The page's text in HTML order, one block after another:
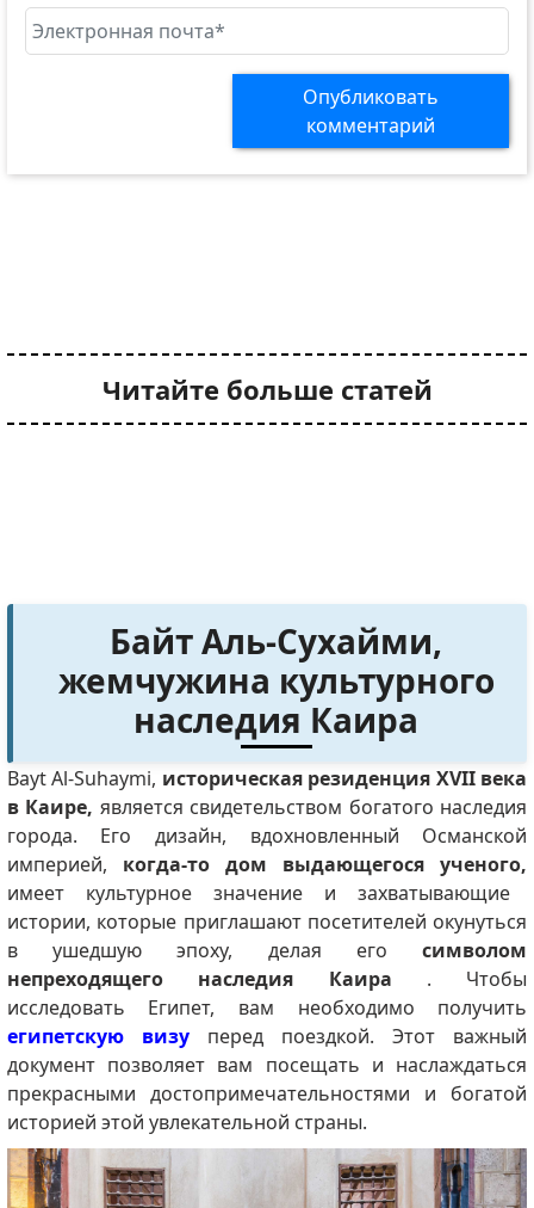
Опубликовать
комментарий
Читайте больше статей
Байт Аль-Сухайми,
жемчужина культурного
наследия Каира
Bayt Al-Suhaymi, историческая резиденция XVII века
в Каире, является свидетельством богатого наследия
города. Его дизайн, вдохновленный Османской
империей, когда-то дом выдающегося ученого,
имеет культурное значение и захватывающие
истории, которые приглашают посетителей окунуться
в ушедшую эпоху, делая егосимволом
непреходящего наследия Каира . Чтобы
исследовать Египет, вам необходимо получить
египетскую визуперед поездкой. Этот важный
документ позволяет вам посещать и наслаждаться
прекрасными достопримечательностями и богатой
историей этой увлекательной страны.